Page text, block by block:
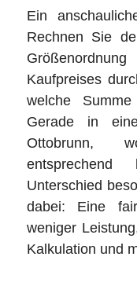
Ein
Rechnen Sie
Kaufpreises
welche
Gerade in
Ottobrunn,
Unterschied
dabei: Eine
weniger
Kalkulation und